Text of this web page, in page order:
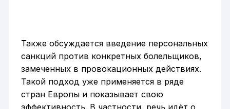
Также обсуждается введение персональных
санкций против конкретных болельщиков,
замеченных в провокационных действиях.
Такой подход уже применяется в ряде
стран Европы и показывает свою
эффективность. В частности, речь идёт о